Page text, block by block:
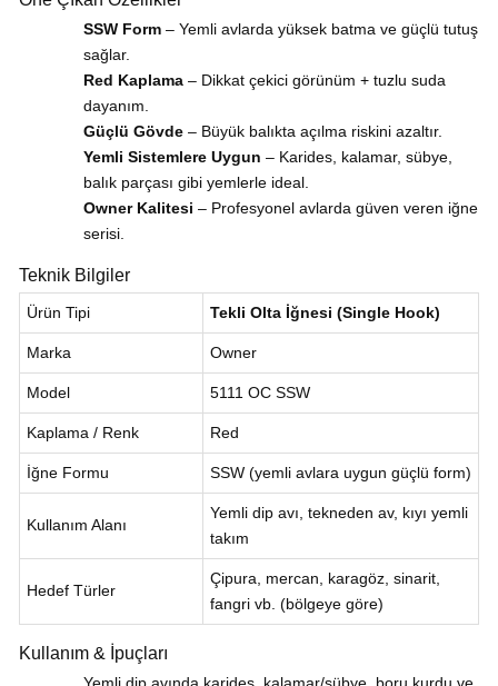
SSW Form– Yemli avlarda yüksek batma ve güçlü tutuş
sağlar.
Red Kaplama– Dikkat çekici görünüm + tuzlu suda
dayanım.
Güçlü Gövde– Büyük balıkta açılma riskini azaltır.
Yemli Sistemlere Uygun – Karides, kalamar, sübye,
balık parçası gibi yemlerle ideal.
Owner Kalitesi – Profesyonel avlarda güven veren iğne
serisi.
Teknik Bilgiler
Ürün Tipi Tekli Olta İğnesi (Single Hook)
Marka Owner
Model 5111 OC SSW
Kaplama / Renk Red
İğne Formu SSW (yemli avlara uygun güçlü form)
Kullanım Alanı
Yemli dip avı, tekneden av, kıyı yemli
takım
Hedef Türler
Çipura, mercan, karagöz, sinarit,
fangri vb. (bölgeye göre)
Kullanım & İpuçları
Yemli dip avında karides, kalamar/sübye, boru kurdu ve